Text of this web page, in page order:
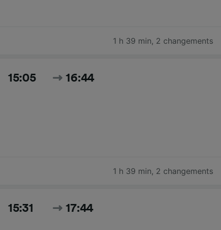
1 h 39 min, 2 changements
15:05 16:44
1 h 39 min, 2 changements
15:31 17:44